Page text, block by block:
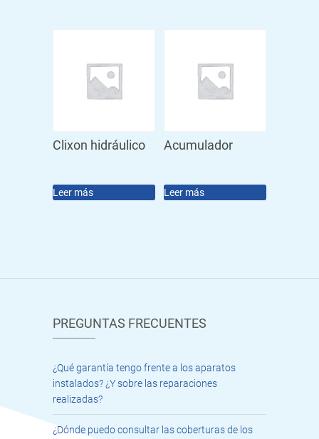
Clixon hidráulico
Leer más
Acumulador
Leer más
PREGUNTAS FRECUENTES
¿Qué garantía tengo frente a los aparatos
instalados? ¿Y sobre las reparaciones
realizadas?
¿Dónde puedo consultar las coberturas de los